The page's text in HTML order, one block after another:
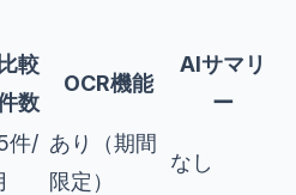
比較
数
OCR機能
AIサマリ
ー
件/ あり（期間
限定）
なし